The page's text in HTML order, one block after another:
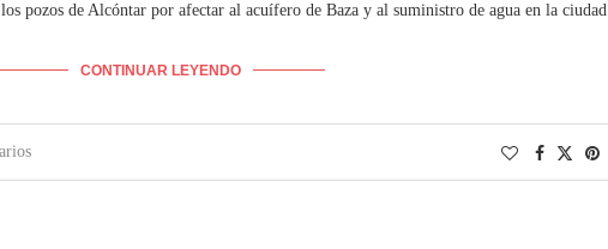
pozos de Alcóntar por afectar al acuífero de Baza y al suministro de agua en la ciudad
CONTINUAR LEYENDO